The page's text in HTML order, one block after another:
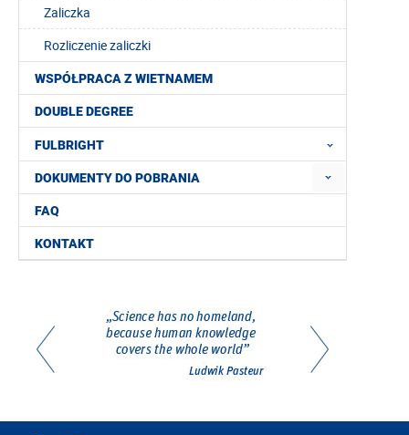
Zaliczka
Rozliczenie zaliczki
WSPÓŁPRACA Z WIETNAMEM
DOUBLE DEGREE
FULBRIGHT
DOKUMENTY DO POBRANIA
FAQ
KONTAKT